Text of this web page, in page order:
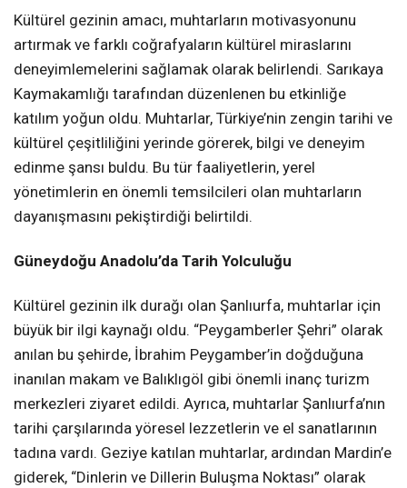
Kültürel gezinin amacı, muhtarların motivasyonunu
artırmak ve farklı coğrafyaların kültürel miraslarını
deneyimlemelerini sağlamak olarak belirlendi. Sarıkaya
Kaymakamlığı tarafından düzenlenen bu etkinliğe
katılım yoğun oldu. Muhtarlar, Türkiye’nin zengin tarihi ve
kültürel çeşitliliğini yerinde görerek, bilgi ve deneyim
edinme şansı buldu. Bu tür faaliyetlerin, yerel
yönetimlerin en önemli temsilcileri olan muhtarların
dayanışmasını pekiştirdiği belirtildi.
Güneydoğu Anadolu’da Tarih Yolculuğu
Kültürel gezinin ilk durağı olan Şanlıurfa, muhtarlar için
büyük bir ilgi kaynağı oldu. “Peygamberler Şehri” olarak
anılan bu şehirde, İbrahim Peygamber’in doğduğuna
inanılan makam ve Balıklıgöl gibi önemli inanç turizm
merkezleri ziyaret edildi. Ayrıca, muhtarlar Şanlıurfa’nın
tarihi çarşılarında yöresel lezzetlerin ve el sanatlarının
tadına vardı. Geziye katılan muhtarlar, ardından Mardin’e
giderek, “Dinlerin ve Dillerin Buluşma Noktası” olarak